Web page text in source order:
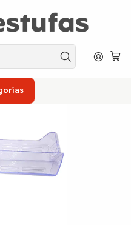
sin salir de casa!
Mabe Nirvana